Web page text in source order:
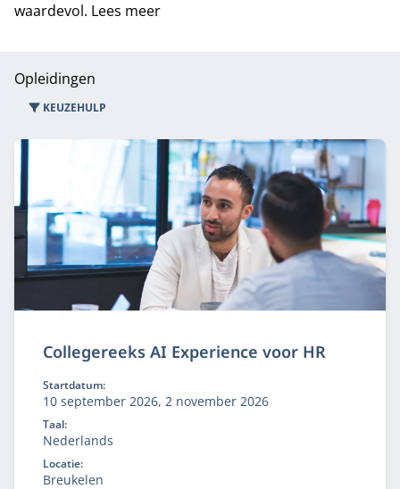
waardevol. Lees meer
Opleidingen
KEUZEHULP
15 opleidingen
Collegereeks AI Experience voor HR
Startdatum:
10 september 2026, 2 november 2026
Taal:
Nederlands
Locatie:
Breukelen